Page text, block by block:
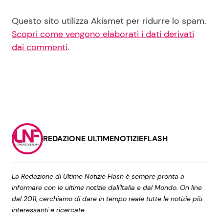
Questo sito utilizza Akismet per ridurre lo spam.
Scopri come vengono elaborati i dati derivati
dai commenti.
REDAZIONE ULTIMENOTIZIEFLASH
La Redazione di Ultime Notizie Flash è sempre pronta a
informare con le ultime notizie dall'Italia e dal Mondo. On line
dal 2011, cerchiamo di dare in tempo reale tutte le notizie più
interessanti e ricercate.